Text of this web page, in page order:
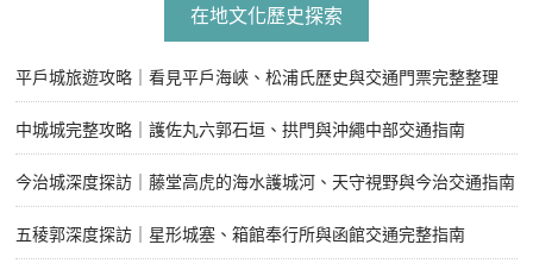
在地文化歷史探索
平戶城旅遊攻略｜看見平戶海峽、松浦氏歷史與交通門票完整整理
中城城完整攻略｜護佐丸六郭石垣、拱門與沖繩中部交通指南
今治城深度探訪｜藤堂高虎的海水護城河、天守視野與今治交通指南
五稜郭深度探訪｜星形城塞、箱館奉行所與函館交通完整指南